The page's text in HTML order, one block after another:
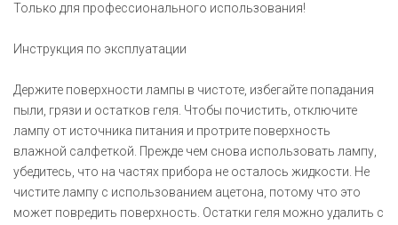
Только для профессионального использования!
Инструкция по эксплуатации
Держите поверхности лампы в чистоте, избегайте попадания
пыли, грязи и остатков геля. Чтобы почистить, отключите
лампу от источника питания и протрите поверхность
влажной салфеткой. Прежде чем снова использовать лампу,
убедитесь, что на частях прибора не осталось жидкости. Не
чистите лампу с использованием ацетона, потому что это
может повредить поверхность. Остатки геля можно удалить с